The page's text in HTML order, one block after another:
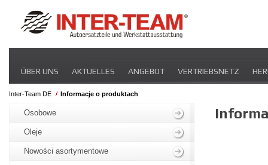
überspringen
ÜBER UNS AKTUELLES ANGEBOT VERTRIEBSNETZ
Inter-Team DE Informacje o produktach
überspringen
Osobowe
Oleje
Nowości asortymentowe